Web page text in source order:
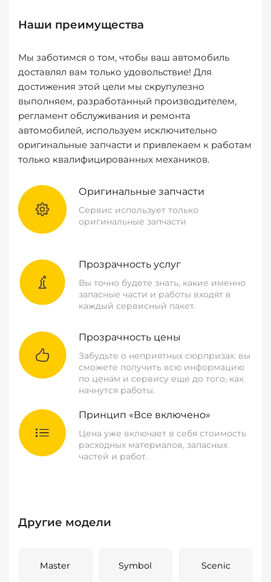
Наши преимущества
Мы заботимся о том, чтобы ваш автомобиль
доставлял вам только удовольствие! Для
достижения этой цели мы скрупулезно
выполняем, разработанный производителем,
регламент обслуживания и ремонта
автомобилей, используем исключительно
оригинальные запчасти и привлекаем к работам
только квалифицированных механиков.
Оригинальные запчасти
Сервис использует только
оригинальные запчасти
Прозрачность услуг
Вы точно будете знать, какие именно
запасные части и работы входят в
каждый сервисный пакет.
Прозрачность цены
Забудьте о неприятных сюрпризах: вы
сможете получить всю информацию
по ценам и сервису еще до того, как
начнутся работы.
Принцип «Все включено»
Цена уже включает в себя стоимость
расходных материалов, запасных
частей и работ.
Другие модели
Master Symbol Scenic